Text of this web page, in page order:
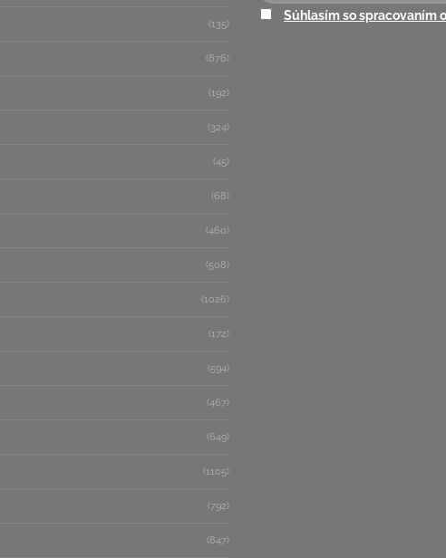
(135)
(876)
(192)
(324)
(45)
(68)
(460)
(508)
(1026)
(172)
(594)
(467)
(649)
(1105)
(792)
(847)
Súhlasím so spracovaním